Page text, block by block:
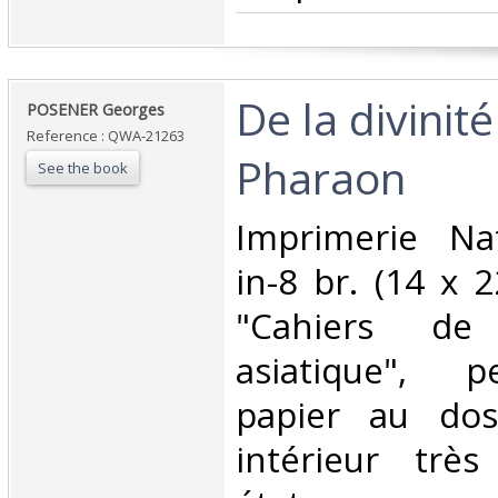
‎POSENER Georges ‎
Reference : QWA-21263
See the book
‎De la
Pharaon ‎
‎Imprimerie
in-8 br. (14 x
"Cahiers
asiatique",
papier au
intérieur